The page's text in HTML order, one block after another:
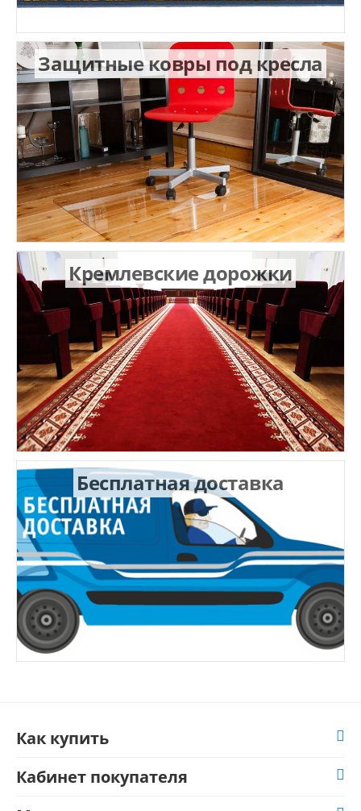
Защитные ковры под кресла
Кремлевские дорожки
Бесплатная доставка
Как купить
Кабинет покупателя